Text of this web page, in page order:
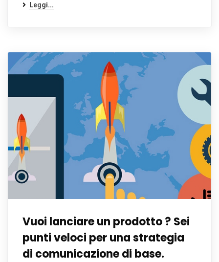
Leggi...
Vuoi lanciare un prodotto ? Sei
punti veloci per una strategia
di comunicazione di base.